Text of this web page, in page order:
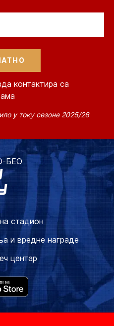
контактира са
у току сезоне 2025/26
БЕО
стадион
и вредне награде
центар